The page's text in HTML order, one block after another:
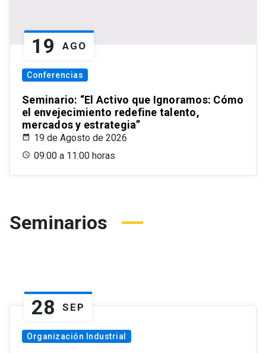
19 AGO
Conferencias
Seminario: “El Activo que Ignoramos: Cómo
el envejecimiento redefine talento,
mercados y estrategia”
19 de Agosto de 2026
09:00 a 11:00 horas
Seminarios
28 SEP
Organización Industrial